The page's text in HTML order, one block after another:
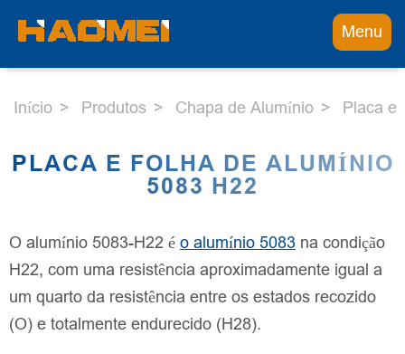
Menu
Início Produtos Chapa de Alumínio Placa e
PLACA E FOLHA DE ALUMÍNIO
5083 H22
O alumínio 5083-H22 é o alumínio 5083 na condição
H22, com uma resistência aproximadamente igual a
um quarto da resistência entre os estados recozido
(O) e totalmente endurecido (H28).